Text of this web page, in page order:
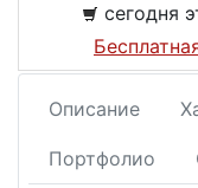
сегодня
Описание
Портфолио